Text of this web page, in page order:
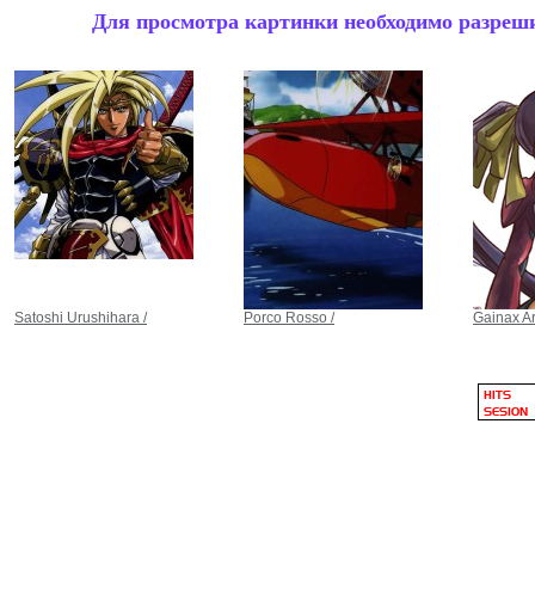
Для просмотра картинки необходимо
Satoshi Urushihara / Porco Rosso / Gainax